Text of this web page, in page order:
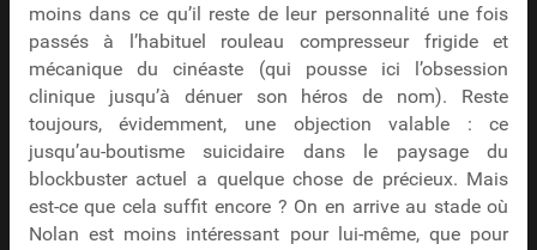
moins dans ce qu’il reste de leur personnalité une fois
passés à l’habituel rouleau compresseur frigide et
mécanique du cinéaste (qui pousse ici l’obsession
clinique jusqu’à dénuer son héros de nom). Reste
toujours, évidemment, une objection valable : ce
jusqu’au-boutisme suicidaire dans le paysage du
blockbuster actuel a quelque chose de précieux. Mais
est-ce que cela suffit encore ? On en arrive au stade où
Nolan est moins intéressant pour lui-même, que pour